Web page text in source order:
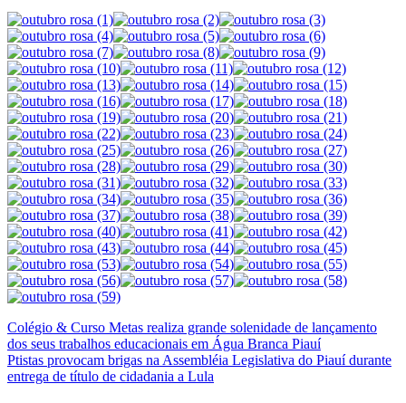
Navegação
de
Post
Colégio & Curso Metas realiza grande solenidade de lançamento
dos seus trabalhos educacionais em Água Branca Piauí
Ptistas provocam brigas na Assembléia Legislativa do Piauí durante
entrega de título de cidadania a Lula